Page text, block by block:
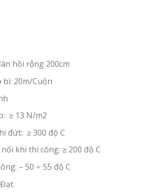
hồi rộng 200cm
20m/Cuộn
≥ 13 N/m2
đứt: ≥ 300 độ C
khi thi công: ≥ 200 độ C
– 50 ÷ 55 độ C